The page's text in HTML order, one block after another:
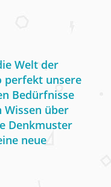
Welt der
perfekt unsere
Bedürfnisse
Wissen über
Denkmuster
neue